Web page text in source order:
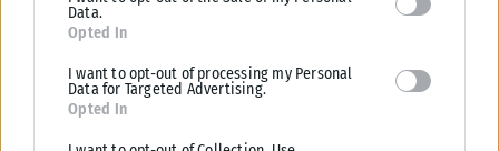
Data.
Opted In
I want to opt-out of processing my Personal
Data for Targeted Advertising.
Opted In
Σε εξέλιξη βρίσκονται οι διαδικασίες κρατικής αρωγής για τις περιοχές
ΑΝΑΡΤΉΘΗΚΕ ΑΠΌ KARFITSANEWS 02/08/2026